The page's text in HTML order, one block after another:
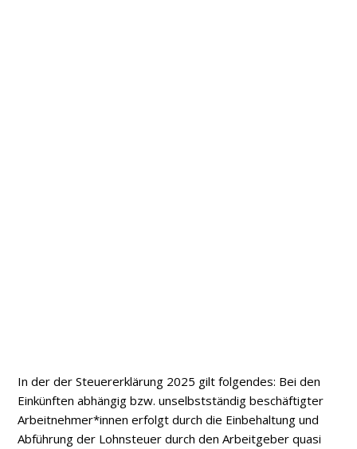
In der der Steuererklärung 2025 gilt folgendes: Bei den
Einkünften abhängig bzw. unselbstständig beschäftigter
Arbeitnehmer*innen erfolgt durch die Einbehaltung und
Abführung der Lohnsteuer durch den Arbeitgeber quasi